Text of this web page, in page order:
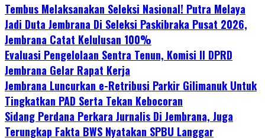
Tembus Melaksanakan Seleksi Nasional! Putra Melaya
Jadi Duta Jembrana Di Seleksi Paskibraka Pusat 2026,
Jembrana Catat Kelulusan 100%
Evaluasi Pengelolaan Sentra Tenun, Komisi II DPRD
Jembrana Gelar Rapat Kerja
Jembrana Luncurkan e-Retribusi Parkir Gilimanuk Untuk
Tingkatkan PAD Serta Tekan Kebocoran
Sidang Perdana Perkara Jurnalis Di Jembrana, Juga
Terungkap Fakta BWS Nyatakan SPBU Langgar